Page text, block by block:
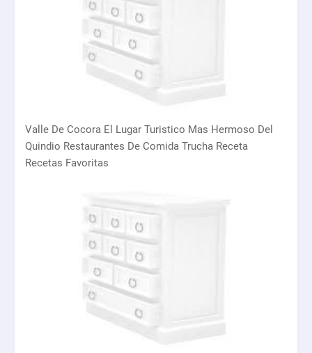
Valle De Cocora El Lugar Turistico Mas Hermoso Del
Quindio Restaurantes De Comida Trucha Receta
Recetas Favoritas